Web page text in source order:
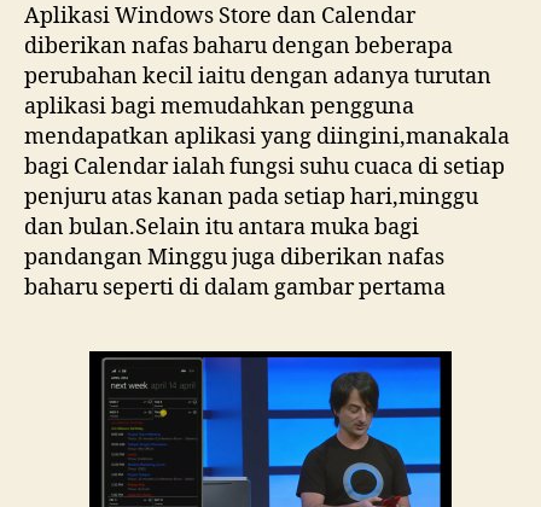
Aplikasi Windows Store dan Calendar
diberikan nafas baharu dengan beberapa
perubahan kecil iaitu dengan adanya turutan
aplikasi bagi memudahkan pengguna
mendapatkan aplikasi yang diingini,manakala
bagi Calendar ialah fungsi suhu cuaca di setiap
penjuru atas kanan pada setiap hari,minggu
dan bulan.Selain itu antara muka bagi
pandangan Minggu juga diberikan nafas
baharu seperti di dalam gambar pertama